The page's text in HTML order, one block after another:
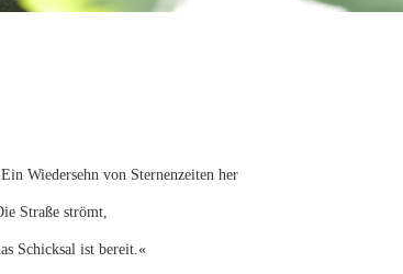
Wiedersehn von Sternenzeiten her
Straße strömt,
Schicksal ist bereit.«